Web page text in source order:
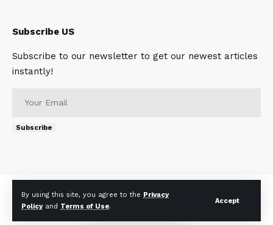
By using this site, you agree to the Privacy
Policyand Terms of Use.
Accept
Subscribe US
Subscribe to our newsletter to get our newest articles
instantly!
Subscribe
© 2023 Telescopetimes. All Rights Reserved.
About Contact Us Privacy Policy